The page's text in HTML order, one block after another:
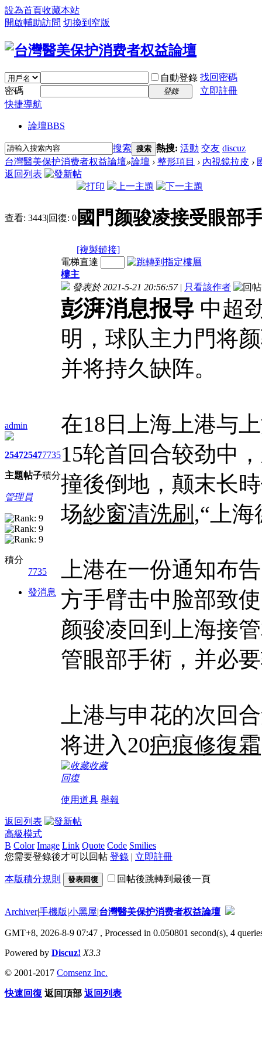
設為首頁收藏本站
開啟輔助訪問 切換到窄版
自動登錄 找回密碼
密碼
登錄
立即註冊
快捷導航
論壇BBS
搜索 搜索 熱搜: 活動 交友 discuz
台灣醫美保护消费者权益論壇»論壇 › 整形項目 › 內視鏡拉皮 ›
返回列表
查看: 3443|回復: 0 國門颜骏凌接受眼部
[複製鏈接]
admin
2547
主題
2547
帖子
7735
積分
管理員
積分
7735
發消息
電梯直達
樓主
發表於 2021-5-21 20:56:57 | 只看該作者
彭湃消息报导 中超
明，球队主力門将
并将持久缺阵。
在18日上海上港与
15轮首回合较劲中
撞後倒地，颠末长
场紗窗清洗刷 ,“上
上港在一份通知布
方手臂击中脸部致
颜骏凌回到上海接
管眼部手術，并必
上港与申花的次回
将进入20疤痕修復霜
收藏
回復
使用道具 舉報
返回列表
高級模式
B Color Image Link Quote Code Smilies
您需要登錄後才可以回帖 登錄 | 立即註冊
本版積分規則 發表回復 回帖後跳轉到最後一頁
Archiver|手機版|小黑屋|台灣醫美保护消费者权益論壇
GMT+8, 2026-8-9 07:47 , Processed in 0.050801 second(s), 4
Powered by Discuz! X3.3
© 2001-2017 Comsenz Inc.
快速回復 返回頂部 返回列表